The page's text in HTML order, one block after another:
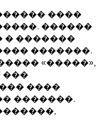
����
������
� �������
�������.
«�����»,
���
����
�������.